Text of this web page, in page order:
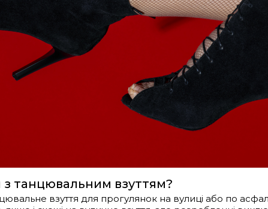
танцювальним взуттям?
взуття для прогулянок на вулиці або по